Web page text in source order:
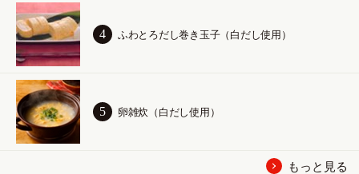
ふわとろだし巻き玉子（白だし使用）
卵雑炊（白だし使用）
もっと見る